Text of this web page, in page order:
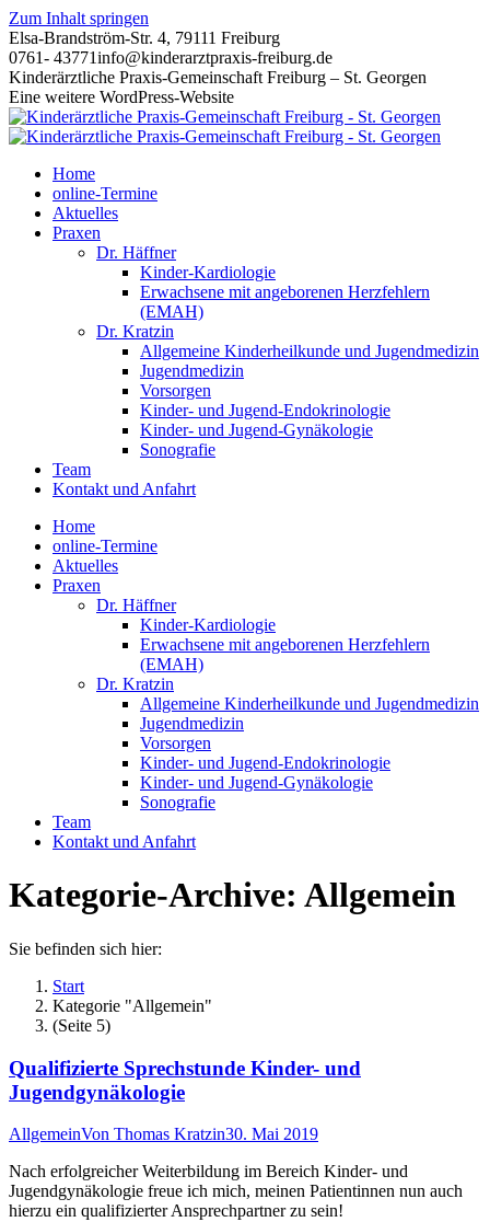
Zum Inhalt springen
Elsa-Brandström-Str. 4, 79111 Freiburg
0761- 43771info@kinderarztpraxis-freiburg.de
Kinderärztliche Praxis-Gemeinschaft Freiburg – St. Georgen
Eine weitere WordPress-Website
Home
online-Termine
Aktuelles
Praxen
Dr. Häffner
Kinder-Kardiologie
Erwachsene mit angeborenen Herzfehlern
(EMAH)
Dr. Kratzin
Allgemeine Kinderheilkunde und Jugendmedizin
Jugendmedizin
Vorsorgen
Kinder- und Jugend-Endokrinologie
Kinder- und Jugend-Gynäkologie
Sonografie
Team
Kontakt und Anfahrt
Home
online-Termine
Aktuelles
Praxen
Dr. Häffner
Kinder-Kardiologie
Erwachsene mit angeborenen Herzfehlern
(EMAH)
Dr. Kratzin
Allgemeine Kinderheilkunde und Jugendmedizin
Jugendmedizin
Vorsorgen
Kinder- und Jugend-Endokrinologie
Kinder- und Jugend-Gynäkologie
Sonografie
Team
Kontakt und Anfahrt
Kategorie-Archive: Allgemein
Sie befinden sich hier:
Start
Kategorie "Allgemein"
(Seite 5)
Qualifizierte Sprechstunde Kinder- und
Jugendgynäkologie
AllgemeinVon Thomas Kratzin30. Mai 2019
Nach erfolgreicher Weiterbildung im Bereich Kinder- und
Jugendgynäkologie freue ich mich, meinen Patientinnen nun auch
hierzu ein qualifizierter Ansprechpartner zu sein!